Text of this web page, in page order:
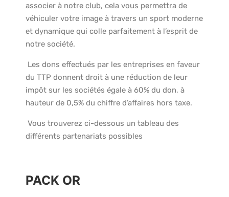
associer à notre club, cela vous permettra de
véhiculer votre image à travers un sport moderne
et dynamique qui colle parfaitement à l’esprit de
notre société.
Les dons effectués par les entreprises en faveur
du TTP donnent droit à une réduction de leur
impôt sur les sociétés égale à 60% du don, à
hauteur de 0,5% du chiffre d’affaires hors taxe.
Vous trouverez ci-dessous un tableau des
différents partenariats possibles
PACK OR